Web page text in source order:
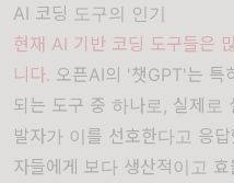
AI 코딩 도구의 인기
현재 AI 기반 코딩 도구들은
니다. 오픈AI의 '챗GPT'는 특
되는 도구 중 하나로, 실제로
발자가 이를 선호한다고 응
자들에게 보다 생산적이고